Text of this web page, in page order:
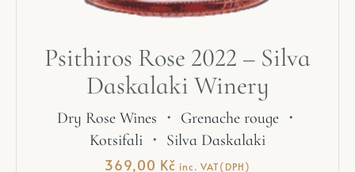
Psithiros Rose 2022 – Silva
Daskalaki Winery
Dry Rose Wines ・ Grenache rouge・
Kotsifali ・ Silva Daskalaki
369,00 Kč inc. VAT(DPH)